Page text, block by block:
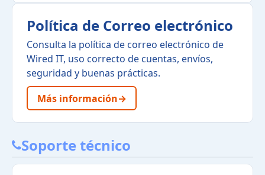
Política de Correo electrónico
Consulta la política de correo electrónico de
Wired IT, uso correcto de cuentas, envíos,
seguridad y buenas prácticas.
Más información→
Soporte técnico